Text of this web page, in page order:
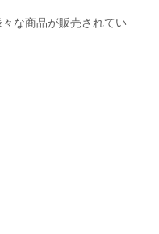
な商品が販売されてい